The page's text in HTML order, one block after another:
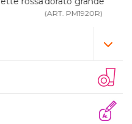
(ART. PM1920R)